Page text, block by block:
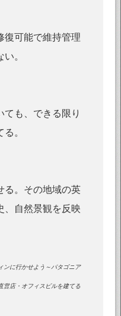
復可能で維持管理
。
ても、できる限り
。
る。その地域の英
、自然景観を反映
ンに行かせよう～パタゴニア
営店・オフィスビルを建てる